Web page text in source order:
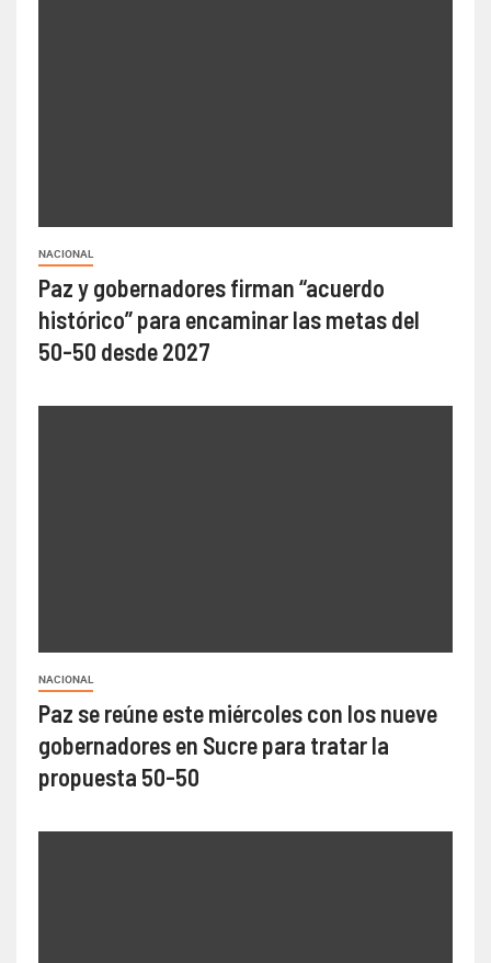
NACIONAL
Paz y gobernadores firman “acuerdo
histórico” para encaminar las metas del
50-50 desde 2027
NACIONAL
Paz se reúne este miércoles con los nueve
gobernadores en Sucre para tratar la
propuesta 50-50